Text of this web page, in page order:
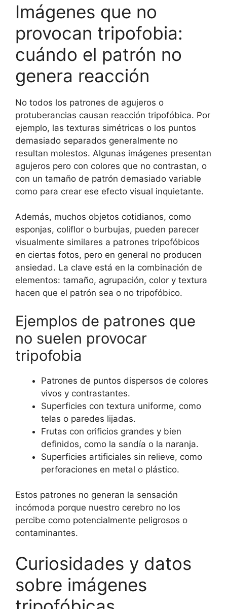
Imágenes que no
provocan tripofobia:
cuándo el patrón no
genera reacción
No todos los patrones de agujeros o
protuberancias causan reacción tripofóbica. Por
ejemplo, las texturas simétricas o los puntos
demasiado separados generalmente no
resultan molestos. Algunas imágenes presentan
agujeros pero con colores que no contrastan, o
con un tamaño de patrón demasiado variable
como para crear ese efecto visual inquietante.
Además, muchos objetos cotidianos, como
esponjas, coliflor o burbujas, pueden parecer
visualmente similares a patrones tripofóbicos
en ciertas fotos, pero en general no producen
ansiedad. La clave está en la combinación de
elementos: tamaño, agrupación, color y textura
hacen que el patrón sea o no tripofóbico.
Ejemplos de patrones que
no suelen provocar
tripofobia
Patrones de puntos dispersos de colores
vivos y contrastantes.
Superficies con textura uniforme, como
telas o paredes lijadas.
Frutas con orificios grandes y bien
definidos, como la sandía o la naranja.
Superficies artificiales sin relieve, como
perforaciones en metal o plástico.
Estos patrones no generan la sensación
incómoda porque nuestro cerebro no los
percibe como potencialmente peligrosos o
contaminantes.
Curiosidades y datos
sobre imágenes